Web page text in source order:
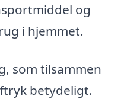
og
i hjemmet.
som tilsammen
betydeligt.